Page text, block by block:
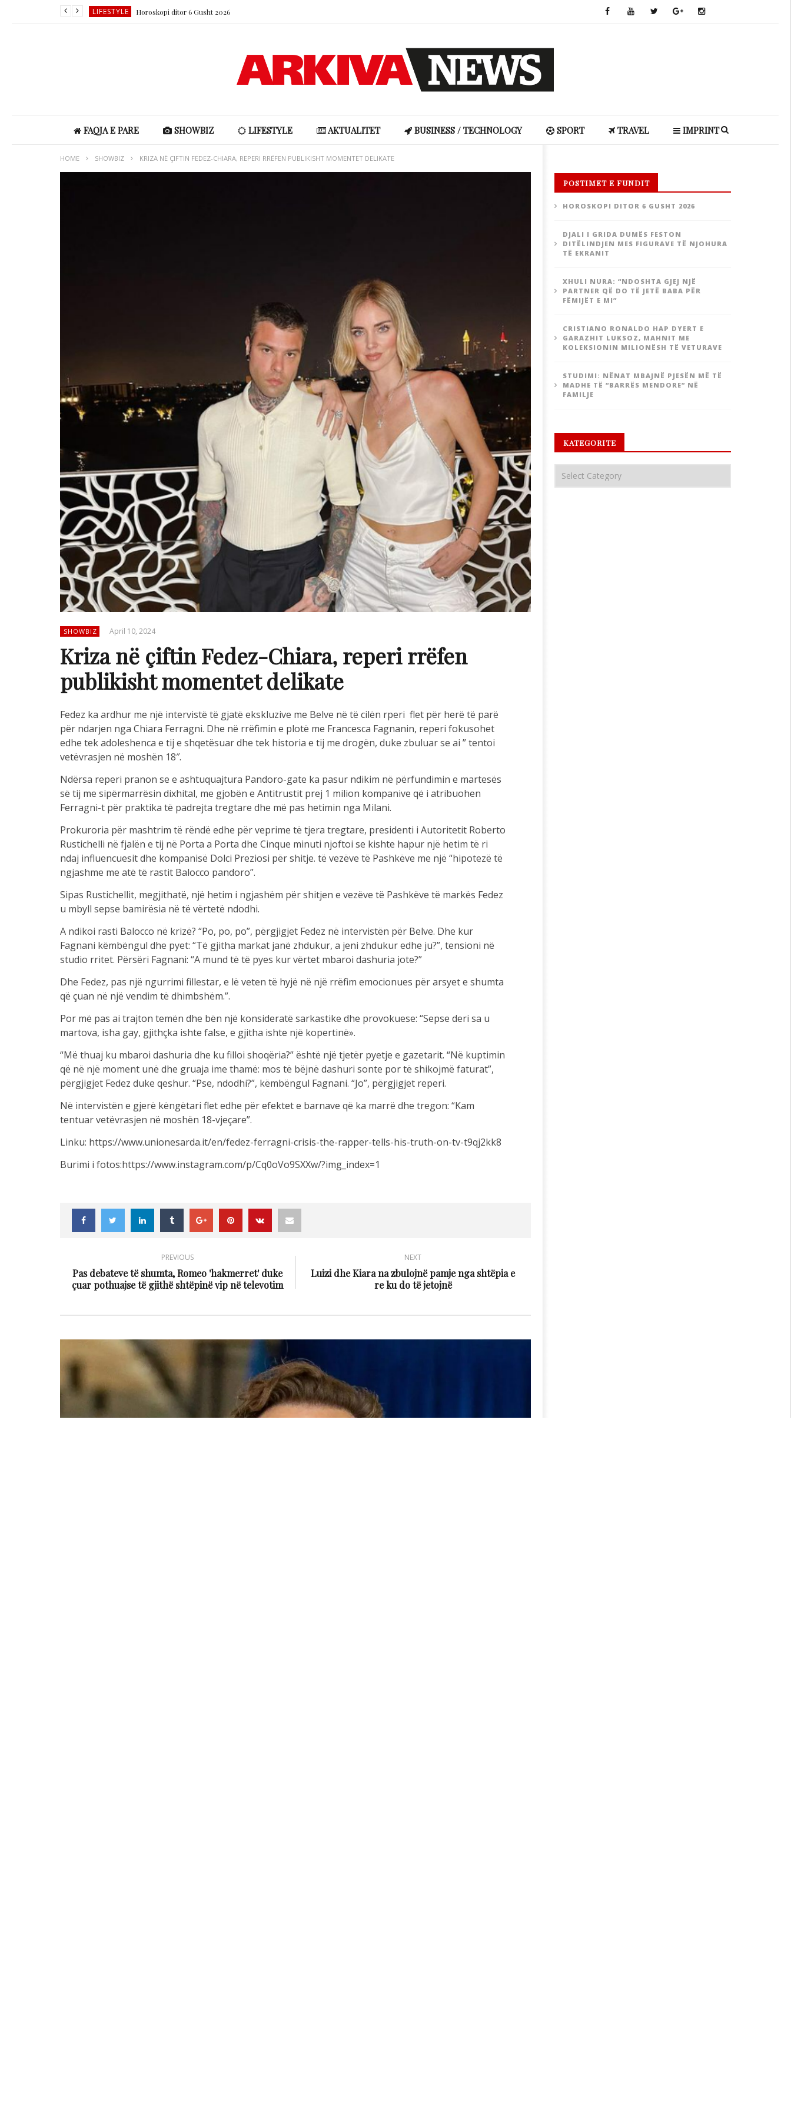
LIFESTYLE Horoskopi ditor 6 Gusht 2026
Xhuli Nura: “Ndoshta gjej një partner që do të jetë baba për fëmijët e mi”
LIFESTYLE Horoskopi ditor 6 Gusht 2026
FAQJA E PARE SHOWBIZ LIFESTYLE AKTUALITET BUSINESS / TECHNOLOGY SPORT TRAVEL IMPRINT
HOME SHOWBIZ KRIZA NË ÇIFTIN FEDEZ-CHIARA, REPERI RRËFEN PUBLIKISHT MOMENTET DELIKATE
SHOWBIZ April 10, 2024
Kriza në çiftin Fedez-Chiara, reperi rrëfen
publikisht momentet delikate
Fedez ka ardhur me një intervistë të gjatë ekskluzive me Belve në të cilën rperi flet për herë të parë
për ndarjen nga Chiara Ferragni. Dhe në rrëfimin e plotë me Francesca Fagnanin, reperi fokusohet
edhe tek adoleshenca e tij e shqetësuar dhe tek historia e tij me drogën, duke zbuluar se ai ” tentoi
vetëvrasjen në moshën 18″.
Ndërsa reperi pranon se e ashtuquajtura Pandoro-gate ka pasur ndikim në përfundimin e martesës
së tij me sipërmarrësin dixhital, me gjobën e Antitrustit prej 1 milion kompanive që i atribuohen
Ferragni-t për praktika të padrejta tregtare dhe më pas hetimin nga Milani.
Prokuroria për mashtrim të rëndë edhe për veprime të tjera tregtare, presidenti i Autoritetit Roberto
Rustichelli në fjalën e tij në Porta a Porta dhe Cinque minuti njoftoi se kishte hapur një hetim të ri
ndaj influencuesit dhe kompanisë Dolci Preziosi për shitje. të vezëve të Pashkëve me një “hipotezë të
ngjashme me atë të rastit Balocco pandoro”.
Sipas Rustichellit, megjithatë, një hetim i ngjashëm për shitjen e vezëve të Pashkëve të markës Fedez
u mbyll sepse bamirësia në të vërtetë ndodhi.
A ndikoi rasti Balocco në krizë? “Po, po, po”, përgjigjet Fedez në intervistën për Belve. Dhe kur
Fagnani këmbëngul dhe pyet: “Të gjitha markat janë zhdukur, a jeni zhdukur edhe ju?”, tensioni në
studio rritet. Përsëri Fagnani: “A mund të të pyes kur vërtet mbaroi dashuria jote?”
Dhe Fedez, pas një ngurrimi fillestar, e lë veten të hyjë në një rrëfim emocionues për arsyet e shumta
që çuan në një vendim të dhimbshëm.”.
Por më pas ai trajton temën dhe bën një konsideratë sarkastike dhe provokuese: “Sepse deri sa u
martova, isha gay, gjithçka ishte false, e gjitha ishte një kopertinë».
“Më thuaj ku mbaroi dashuria dhe ku filloi shoqëria?” është një tjetër pyetje e gazetarit. “Në kuptimin
që në një moment unë dhe gruaja ime thamë: mos të bëjnë dashuri sonte por të shikojmë faturat”,
përgjigjet Fedez duke qeshur. “Pse, ndodhi?”, këmbëngul Fagnani. “Jo”, përgjigjet reperi.
Në intervistën e gjerë këngëtari flet edhe për efektet e barnave që ka marrë dhe tregon: “Kam
tentuar vetëvrasjen në moshën 18-vjeçare”.
Linku: https://www.unionesarda.it/en/fedez-ferragni-crisis-the-rapper-tells-his-truth-on-tv-t9qj2kk8
Burimi i fotos:https://www.instagram.com/p/Cq0oVo9SXXw/?img_index=1
PREVIOUS
Pas debateve të shumta, Romeo 'hakmerret' duke
çuar pothuajse të gjithë shtëpinë vip në televotim
NEXT
Luizi dhe Kiara na zbulojnë pamje nga shtëpia e
re ku do të jetojnë
POSTIMET E FUNDIT
HOROSKOPI DITOR 6 GUSHT 2026
DJALI I GRIDA DUMËS FESTON
DITËLINDJEN MES FIGURAVE TË NJOHURA
TË EKRANIT
XHULI NURA: “NDOSHTA GJEJ NJË
PARTNER QË DO TË JETË BABA PËR
FËMIJËT E MI”
CRISTIANO RONALDO HAP DYERT E
GARAZHIT LUKSOZ, MAHNIT ME
KOLEKSIONIN MILIONËSH TË VETURAVE
STUDIMI: NËNAT MBAJNË PJESËN MË TË
MADHE TË “BARRËS MENDORE” NË
FAMILJE
KATEGORITE